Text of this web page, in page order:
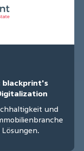
blackprint's
und